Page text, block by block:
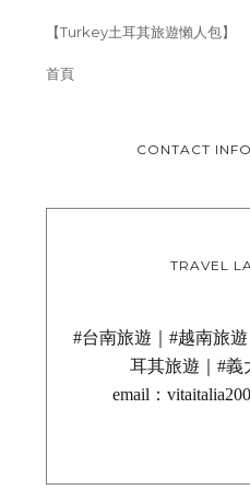
【Turkey土耳其旅遊懶人包】
首頁
CONTACT
TRAVEL
#台南旅遊｜#越南旅
耳其旅遊｜#義
email：